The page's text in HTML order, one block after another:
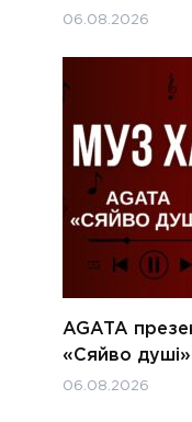
06.08.2026
AGATA
«Сяйво
06.08.2026